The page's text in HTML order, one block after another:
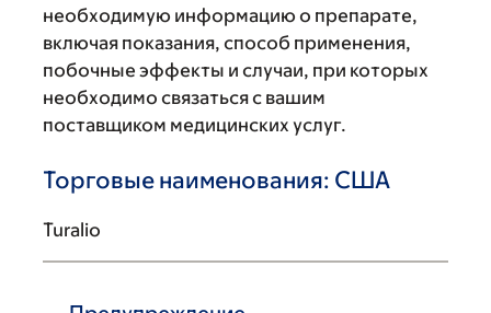
необходимую информацию о препарате,
включая показания, способ применения,
побочные эффекты и случаи, при которых
необходимо связаться с вашим
поставщиком медицинских услуг.
Торговые наименования: США
Turalio